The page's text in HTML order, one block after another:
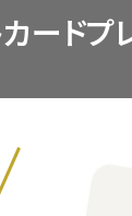
ードプ